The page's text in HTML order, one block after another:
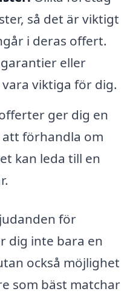
så det är viktigt
i deras offert.
eller
viktiga för dig.
ger dig en
förhandla om
kan leda till en
för
dig inte bara en
också möjlighet
som bäst matchar